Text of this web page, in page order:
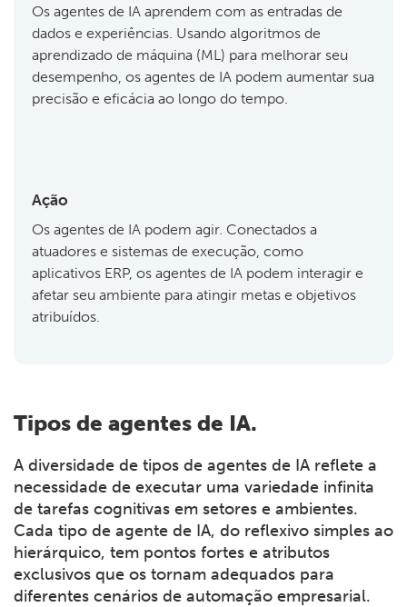
Os agentes de IA aprendem com as entradas de
dados e experiências. Usando algoritmos de
aprendizado de máquina (ML) para melhorar seu
desempenho, os agentes de IA podem aumentar sua
precisão e eficácia ao longo do tempo.
Ação
Os agentes de IA podem agir. Conectados a
atuadores e sistemas de execução, como
aplicativos ERP, os agentes de IA podem interagir e
afetar seu ambiente para atingir metas e objetivos
atribuídos.
Tipos de agentes de IA.
A diversidade de tipos de agentes de IA reflete a
necessidade de executar uma variedade infinita
de tarefas cognitivas em setores e ambientes.
Cada tipo de agente de IA, do reflexivo simples ao
hierárquico, tem pontos fortes e atributos
exclusivos que os tornam adequados para
diferentes cenários de automação empresarial.